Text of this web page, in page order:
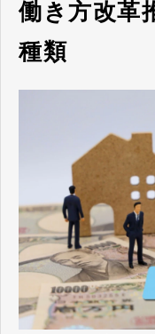
働き方改革
種類